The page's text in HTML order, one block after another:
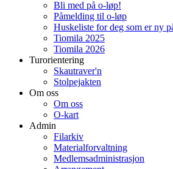
Bli med på o-løp!
Påmelding til o-løp
Huskeliste for deg som er ny
Tiomila 2025
Tiomila 2026
Turorientering
Skautraver'n
Stolpejakten
Om oss
Om oss
O-kart
Admin
Filarkiv
Materialforvaltning
Medlemsadministrasjon